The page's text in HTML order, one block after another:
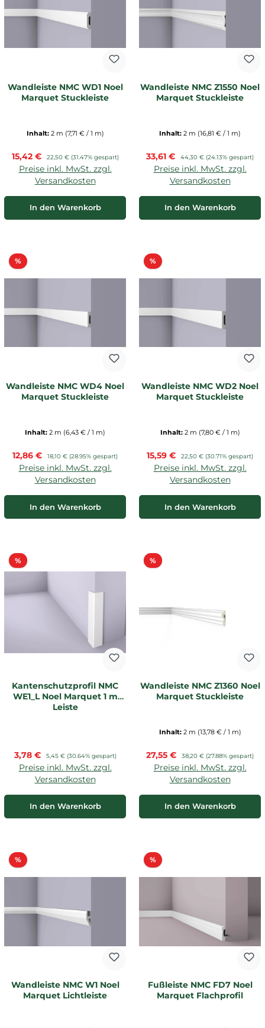
Wandleiste NMC WD1 Noel
Marquet Stuckleiste
Inhalt: 2 m (7,71 € / 1 m)
Verkaufspreis:
15,42 € Regulärer Preis:
22,50 € (31.47% gespart)
Preise inkl. MwSt. zzgl.
Versandkosten
In den Warenkorb
Wandleiste NMC Z1550 Noel
Marquet Stuckleiste
Inhalt: 2 m (16,81 € / 1 m)
Verkaufspreis:
33,61 € Regulärer Preis:
44,30 € (24.13% gespart)
Preise inkl. MwSt. zzgl.
Versandkosten
In den Warenkorb
%Rabatt
Wandleiste NMC WD4 Noel
Marquet Stuckleiste
Inhalt: 2 m (6,43 € / 1 m)
Verkaufspreis:
12,86 € Regulärer Preis:
18,10 € (28.95% gespart)
Preise inkl. MwSt. zzgl.
Versandkosten
In den Warenkorb
%Rabatt
Wandleiste NMC WD2 Noel
Marquet Stuckleiste
Inhalt: 2 m (7,80 € / 1 m)
Verkaufspreis:
15,59 € Regulärer Preis:
22,50 € (30.71% gespart)
Preise inkl. MwSt. zzgl.
Versandkosten
In den Warenkorb
%Rabatt
Kantenschutzprofil NMC
WE1_L Noel Marquet 1 m
Leiste
Verkaufspreis:
3,78 € Regulärer Preis:
5,45 € (30.64% gespart)
Preise inkl. MwSt. zzgl.
Versandkosten
In den Warenkorb
%Rabatt
Wandleiste NMC Z1360 Noel
Marquet Stuckleiste
Inhalt: 2 m (13,78 € / 1 m)
Verkaufspreis:
27,55 € Regulärer Preis:
38,20 € (27.88% gespart)
Preise inkl. MwSt. zzgl.
Versandkosten
In den Warenkorb
%Rabatt
Wandleiste NMC W1 Noel
Marquet Lichtleiste
%Rabatt
Fußleiste NMC FD7 Noel
Marquet Flachprofil